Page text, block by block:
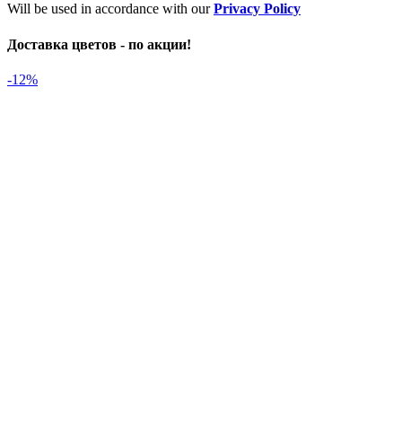
Will be used in accordance with ourPrivacy Policy
Доставка цветов - по акции!
-12%